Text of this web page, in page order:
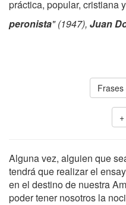
práctica, popular, cristiana
peronista" (1947), Juan
Alguna vez, alguien que
tendrá que realizar el
en el destino de nuestra
poder tener nosotros la